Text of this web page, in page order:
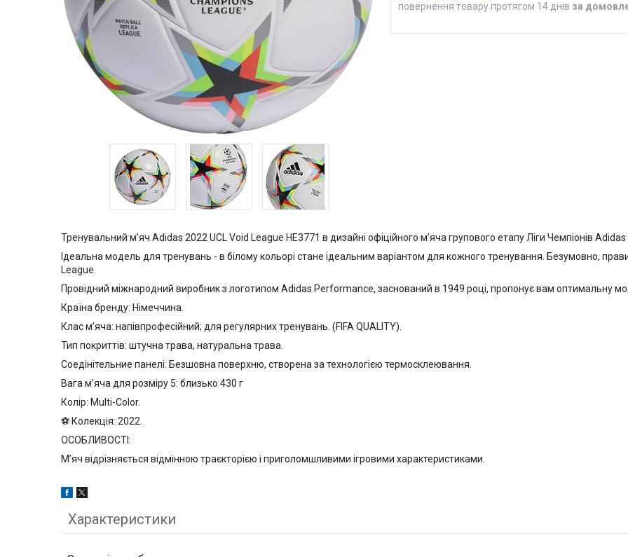
повернення товару протягом 14 днів за
Тренувальний м’яч Adidas 2022 UCL Void League HE3771 в дизайні офіційного м’яча групового етапу Ліги Чемпіонів
Ідеальна модель для тренувань - в білому кольорі стане ідеальним варіантом для кожного тренування. Безумовно,
League.
Провідний міжнародний виробник з логотипом Adidas Performance, заснований в 1949 році, пропонує вам оптимальну
Країна бренду: Німеччина.
Клас м’яча: напівпрофесійний; для регулярних тренувань. (FIFA QUALITY).
Тип покриттів: штучна трава, натуральна трава.
Cоедінітельние панелі: Безшовна поверхню, створена за технологією термосклеювання.
Вага м’яча для розміру 5: близько 430 г
Колір: Multi-Color.
⚽ Колекція: 2022.
ОСОБЛИВОСТІ:
М’яч відрізняється відмінною траєкторією і приголомшливими ігровими характеристиками.
Характеристики